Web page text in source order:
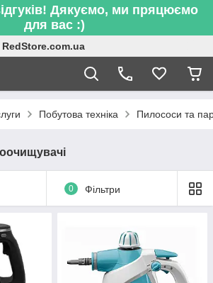
Дякуємо, ми пряцюємо
для вас :)
RedStore.com.ua
Побутова техніка Пилососи та
0 Фільтри